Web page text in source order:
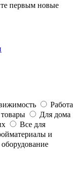
первым новые
Работа
Для дома
Все для
и